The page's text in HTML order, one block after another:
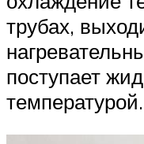
трубах,
поступает
температурой.